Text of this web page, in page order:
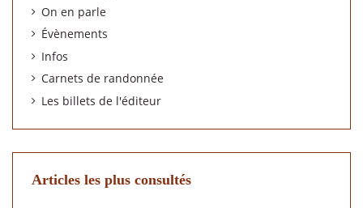
On en parle
Évènements
Infos
Carnets de randonnée
Les billets de l'éditeur
Articles les plus consultés